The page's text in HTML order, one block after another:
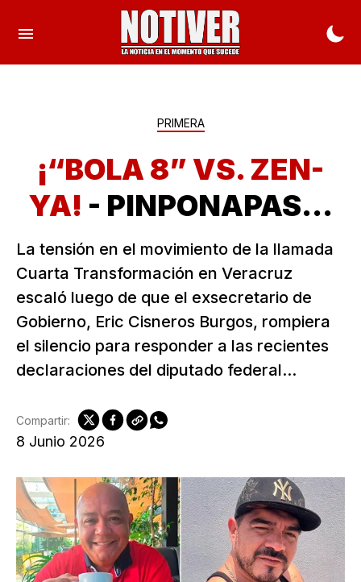
PRIMERA
¡“BOLA 8” VS. ZEN-
YA! - PINPONAPAS...
La tensión en el movimiento de la llamada
Cuarta Transformación en Veracruz
escaló luego de que el exsecretario de
Gobierno, Eric Cisneros Burgos, rompiera
el silencio para responder a las recientes
declaraciones del diputado federal...
8 Junio 2026
Compartir: